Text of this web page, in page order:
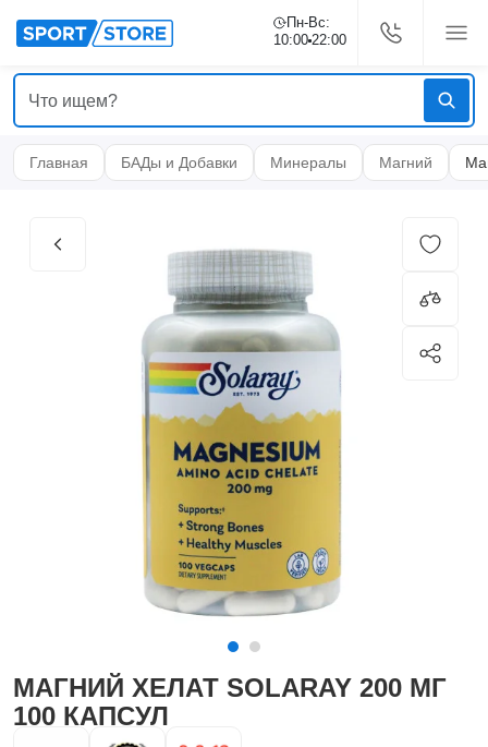
Пн-Вс:
10:00 22:00
Главная БАДы и Добавки Минералы Магний
МАГНИЙ ХЕЛАТ SOLARAY 200 МГ
100 КАПСУЛ